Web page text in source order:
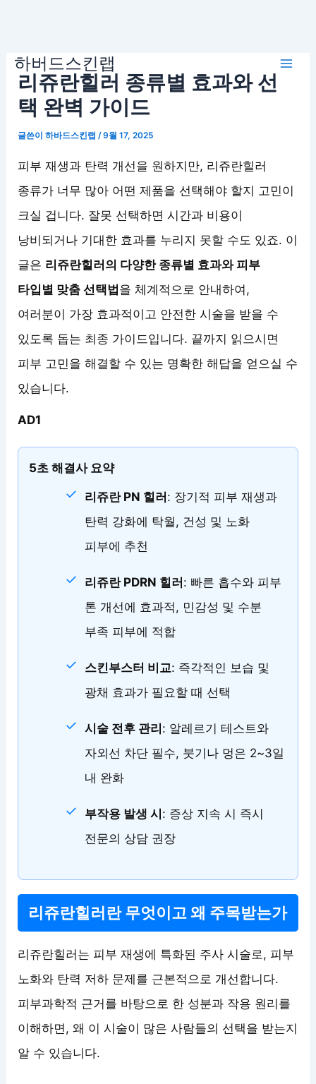
하버드스킨랩
리쥬란힐러 종류별 효과와 선
택 완벽 가이드
글쓴이하바드스킨랩/9월 17, 2025
피부 재생과 탄력 개선을 원하지만, 리쥬란힐러
종류가 너무 많아 어떤 제품을 선택해야 할지 고민이
크실 겁니다. 잘못 선택하면 시간과 비용이
낭비되거나 기대한 효과를 누리지 못할 수도 있죠. 이
글은 리쥬란힐러의 다양한 종류별 효과와 피부
타입별 맞춤 선택법을 체계적으로 안내하여,
여러분이 가장 효과적이고 안전한 시술을 받을 수
있도록 돕는 최종 가이드입니다. 끝까지 읽으시면
피부 고민을 해결할 수 있는 명확한 해답을 얻으실 수
있습니다.
AD1
5초 해결사 요약
리쥬란 PN 힐러: 장기적 피부 재생과
탄력 강화에 탁월, 건성 및 노화
피부에 추천
리쥬란 PDRN 힐러: 빠른 흡수와 피부
톤 개선에 효과적, 민감성 및 수분
부족 피부에 적합
스킨부스터 비교: 즉각적인 보습 및
광채 효과가 필요할 때 선택
시술 전후 관리: 알레르기 테스트와
자외선 차단 필수, 붓기나 멍은 2~3일
내 완화
부작용 발생 시: 증상 지속 시 즉시
전문의 상담 권장
리쥬란힐러란 무엇이고 왜 주목받는가
리쥬란힐러는 피부 재생에 특화된 주사 시술로, 피부
노화와 탄력 저하 문제를 근본적으로 개선합니다.
피부과학적 근거를 바탕으로 한 성분과 작용 원리를
이해하면, 왜 이 시술이 많은 사람들의 선택을 받는지
알 수 있습니다.